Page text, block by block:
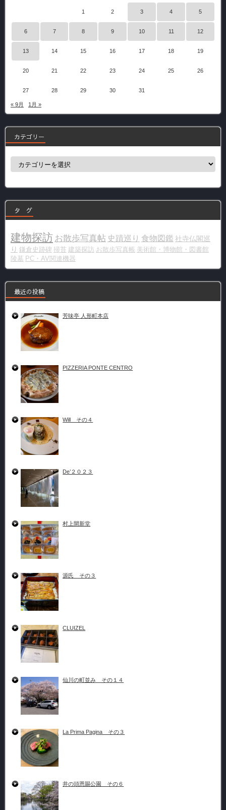
1 2 3 4 5
6 7 8 9 10 11 12
13 14 15 16 17 18 19
20 21 22 23 24 25 26
27 28 29 30 31
« 9月 1月 »
カテゴリー
ー
タ グ
建物探訪 お散歩写真帖 史蹟巡り 食物図鑑 社寺仏閣巡
り 鎌倉史跡碑 掃苔 建築探訪 お散歩写真帳 美術館・博物館・図書館
陵墓 PC・AV関連機器
最近の投稿
芳味亭 人形町本店
PIZZERIA PONTE CENTRO
Will その４
De’２０２３
村上開新堂
源氏 その３
CLUIZEL
仙川の町並み その１４
La Prima Pagina その３
井の頭恩賜公園 その６